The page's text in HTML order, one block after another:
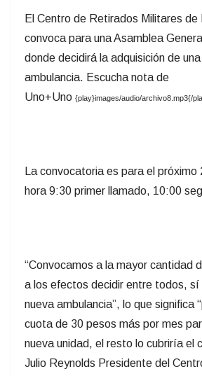
El Centro de Retirados Militares de
convoca para una Asamblea
donde decidirá la adquisición de
ambulancia. Escucha nota de
Uno+Uno {play}images/audio/archivo8.mp3{/
La convocatoria es para el próximo
hora 9:30 primer llamado, 10:00
“Convocamos a la mayor cantidad
a los efectos decidir entre todos, sí
nueva ambulancia”, lo que significa
cuota de 30 pesos más por mes
nueva unidad, el resto lo cubriría el
Julio Reynolds Presidente del